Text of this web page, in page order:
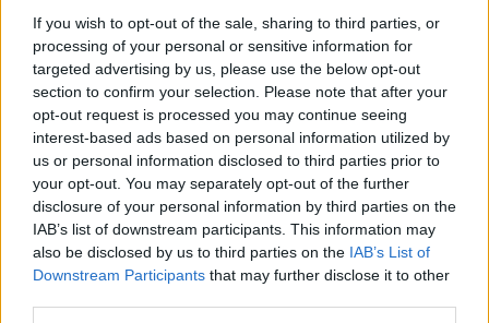
If you wish to opt-out of the sale, sharing to third parties, or
processing of your personal or sensitive information for
targeted advertising by us, please use the below opt-out
section to confirm your selection. Please note that after your
opt-out request is processed you may continue seeing
interest-based ads based on personal information utilized by
us or personal information disclosed to third parties prior to
your opt-out. You may separately opt-out of the further
disclosure of your personal information by third parties on the
IAB’s list of downstream participants. This information may
also be disclosed by us to third parties on the IAB’s List of
Downstream Participants that may further disclose it to other
дело „запуштање и малтретирање на дете“
предвидено и казниво по член 201 од
Кривичниот законик.
© Vecer.mk, правата за текстот се на редакцијата
„ПРЕМНОГУ ОТСТАПКИ
НАПРАВИВМЕ“ - Муцунски порача
дека Македонија заслужува
предвидлив пат кон ЕУ, без нови
услови од Софија
РЕКОРДНА ПОЛУГОДИШНА
ТРГОВИЈА - Над 10 милијарди
евра размена со светот, извозот